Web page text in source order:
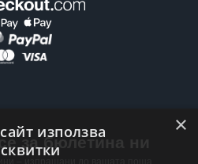
за бюлетина ни
×
използва